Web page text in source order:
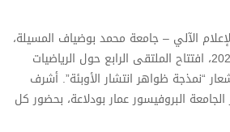
الآلي – جامعة محمد بوضياف المسيلة،
يوم الثلاثاء 09 ديسمبر 2025، افتتاح الملتقى الرابع حول الرياضيات
“نمذجة ظواهر انتشار الأوبئة”. أشرف
البروفيسور عمار بودلاعة، بحضور كل